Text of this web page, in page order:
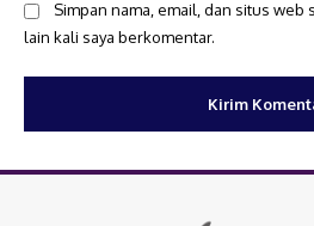
Simpan nama, email, dan situs
lain kali saya berkomentar.